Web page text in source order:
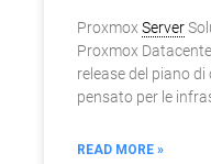
Proxmox Server
Proxmox
release del piano
pensato per le
READ MORE »